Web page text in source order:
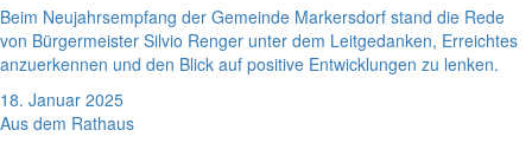
Beim Neujahrsempfang der Gemeinde Markersdorf stand die Rede
von Bürgermeister Silvio Renger unter dem Leitgedanken, Erreichtes
anzuerkennen und den Blick auf positive Entwicklungen zu lenken.
18. Januar 2025
Aus dem Rathaus